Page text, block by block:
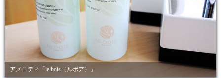
アメニティ「le bois（ルボア）」